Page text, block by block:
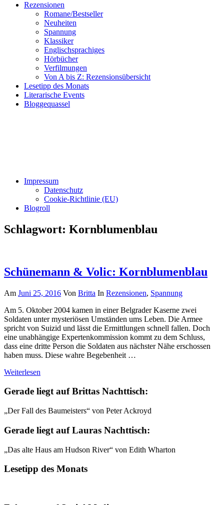
Rezensionen
Romane/Bestseller
Neuheiten
Spannung
Klassiker
Englischsprachiges
Hörbücher
Verfilmungen
Von A bis Z: Rezensionsübersicht
Lesetipp des Monats
Literarische Events
Bloggequassel
Impressum
Datenschutz
Cookie-Richtlinie (EU)
Blogroll
Schlagwort: Kornblumenblau
Schünemann & Volic: Kornblumenblau
Am Juni 25, 2016 Von Britta In Rezensionen, Spannung
Am 5. Oktober 2004 kamen in einer Belgrader Kaserne zwei
Soldaten unter mysteriösen Umständen ums Leben. Die Armee
spricht von Suizid und lässt die Ermittlungen schnell fallen. Doch
eine unabhängige Expertenkommission kommt zu dem Schluss,
dass eine dritte Person die Soldaten aus nächster Nähe erschossen
haben muss. Diese wahre Begebenheit …
Weiterlesen
Gerade liegt auf Brittas Nachttisch:
„Der Fall des Baumeisters“ von Peter Ackroyd
Gerade liegt auf Lauras Nachttisch:
„Das alte Haus am Hudson River“ von Edith Wharton
Lesetipp des Monats